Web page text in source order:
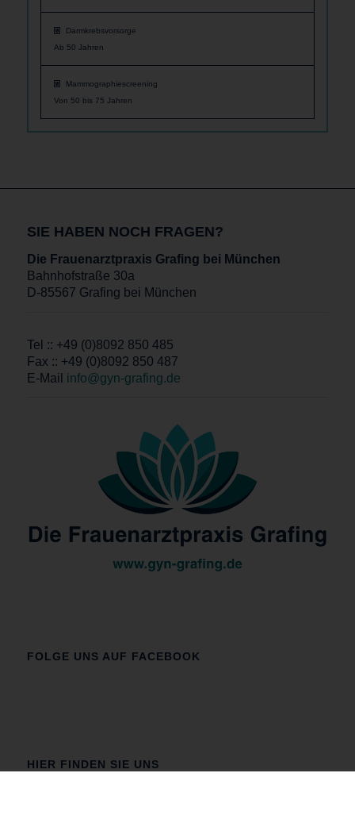
Darmkrebsvorsorge
Ab 50 Jahren
Mammographiescreening
Von 50 bis 75 Jahren
SIE HABEN NOCH FRAGEN?
Die Frauenarztpraxis Grafing bei München
Bahnhofstraße 30a
D-85567 Grafing bei München
Tel :: +49 (0)8092 850 485
Fax :: +49 (0)8092 850 487
E-Mail info@gyn-grafing.de
FOLGE UNS AUF FACEBOOK
HIER FINDEN SIE UNS